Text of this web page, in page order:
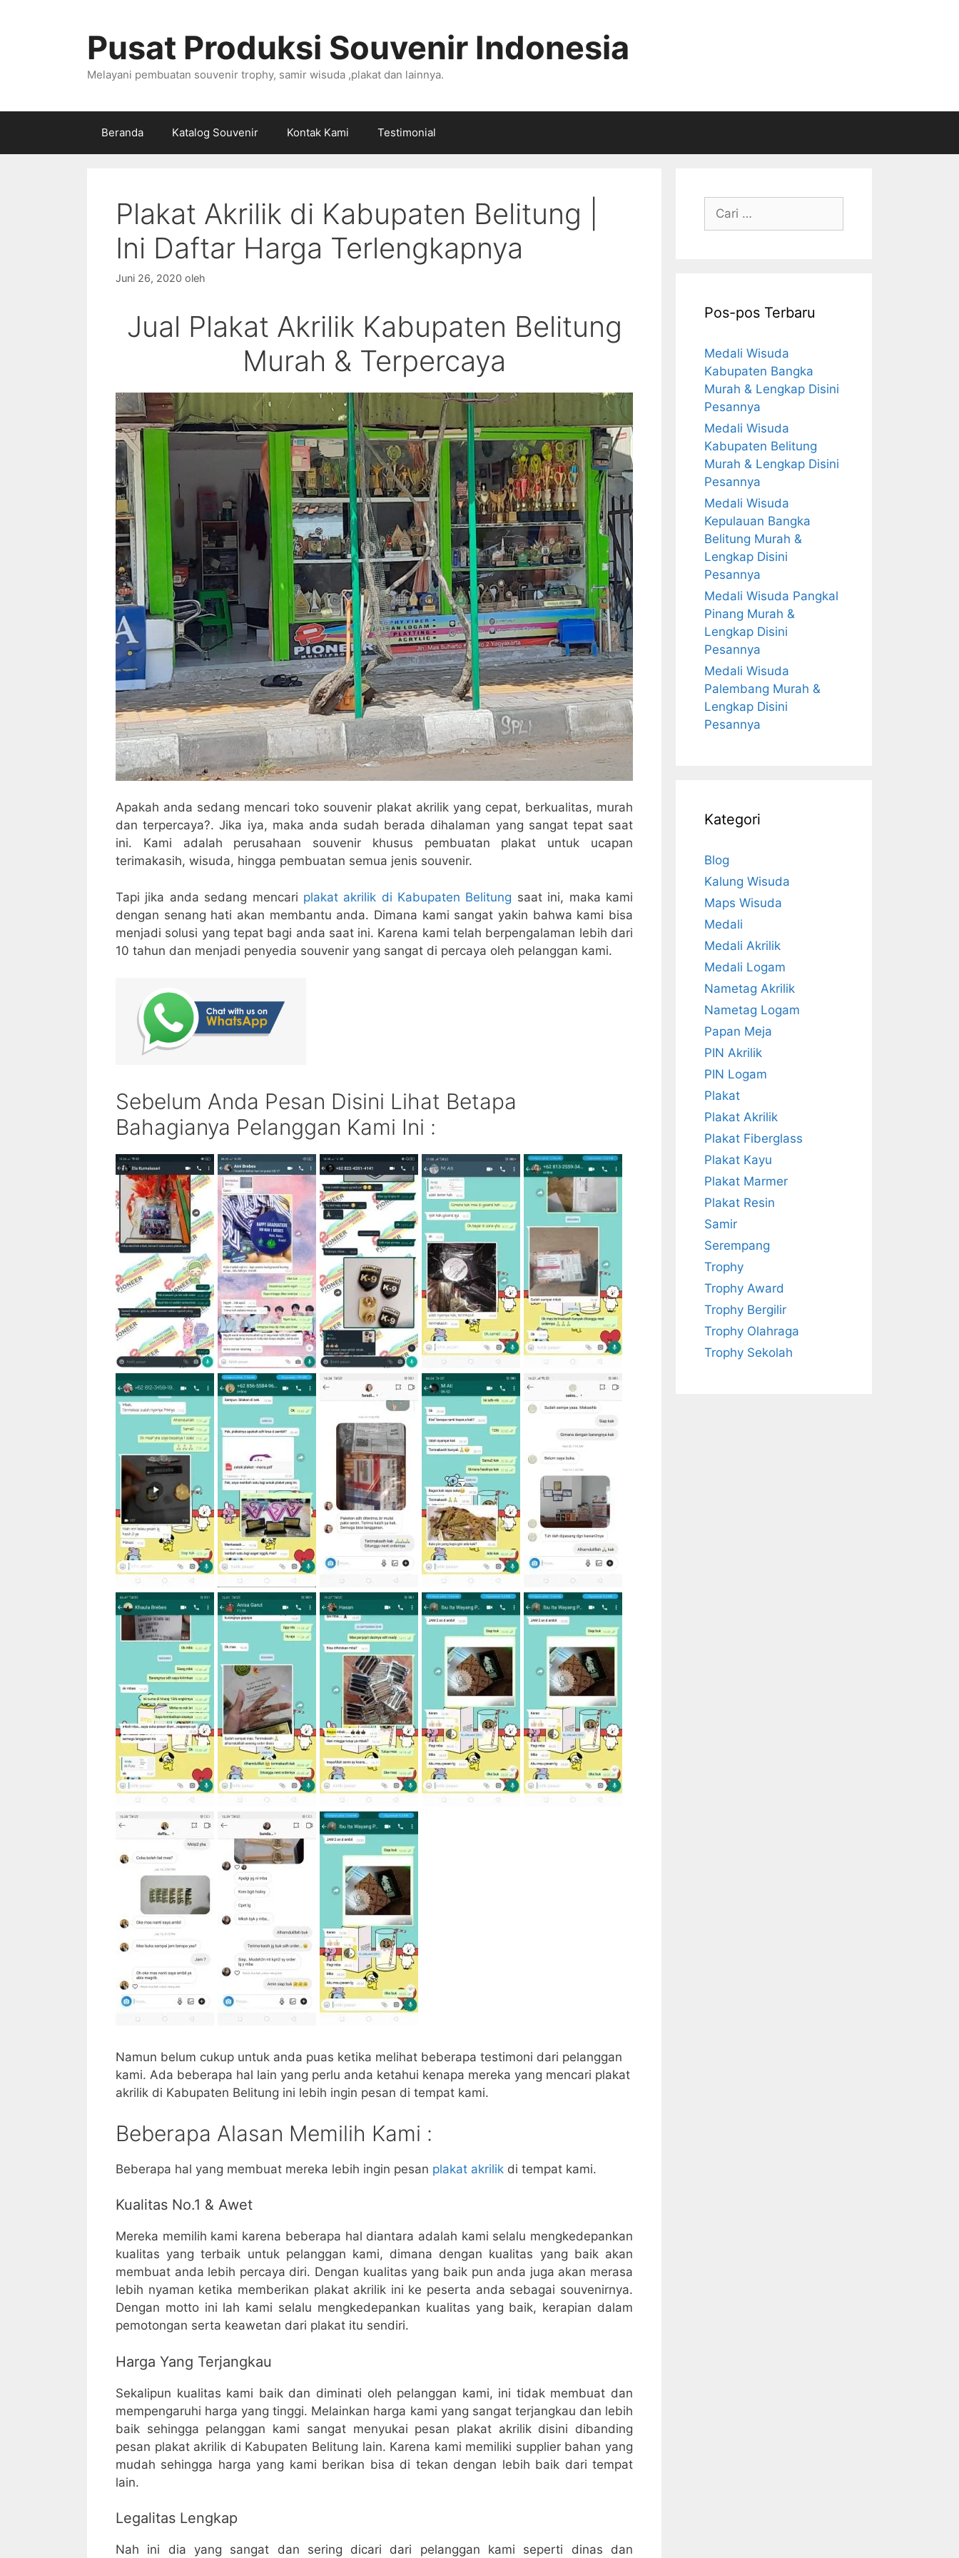
Pusat Produksi Souvenir Indonesia
Melayani pembuatan souvenir trophy, samir wisuda ,plakat dan lainnya.
Beranda Katalog Souvenir Kontak Kami Testimonial
Plakat Akrilik di Kabupaten Belitung |
Ini Daftar Harga Terlengkapnya
Juni 26, 2020 oleh
Jual Plakat Akrilik Kabupaten Belitung
Murah & Terpercaya
Apakah anda sedang mencari toko souvenir plakat akrilik yang cepat, berkualitas, murah
dan terpercaya?. Jika iya, maka anda sudah berada dihalaman yang sangat tepat saat
ini. Kami adalah perusahaan souvenir khusus pembuatan plakat untuk ucapan
terimakasih, wisuda, hingga pembuatan semua jenis souvenir.
Tapi jika anda sedang mencari plakat akrilik di Kabupaten Belitung saat ini, maka kami
dengan senang hati akan membantu anda. Dimana kami sangat yakin bahwa kami bisa
menjadi solusi yang tepat bagi anda saat ini. Karena kami telah berpengalaman lebih dari
10 tahun dan menjadi penyedia souvenir yang sangat di percaya oleh pelanggan kami.
Sebelum Anda Pesan Disini Lihat Betapa
Bahagianya Pelanggan Kami Ini :
Namun belum cukup untuk anda puas ketika melihat beberapa testimoni dari pelanggan
kami. Ada beberapa hal lain yang perlu anda ketahui kenapa mereka yang mencari plakat
akrilik di Kabupaten Belitung ini lebih ingin pesan di tempat kami.
Beberapa Alasan Memilih Kami :
Beberapa hal yang membuat mereka lebih ingin pesan plakat akrilik di tempat kami.
Kualitas No.1 & Awet
Mereka memilih kami karena beberapa hal diantara adalah kami selalu mengkedepankan
kualitas yang terbaik untuk pelanggan kami, dimana dengan kualitas yang baik akan
membuat anda lebih percaya diri. Dengan kualitas yang baik pun anda juga akan merasa
lebih nyaman ketika memberikan plakat akrilik ini ke peserta anda sebagai souvenirnya.
Dengan motto ini lah kami selalu mengkedepankan kualitas yang baik, kerapian dalam
pemotongan serta keawetan dari plakat itu sendiri.
Harga Yang Terjangkau
Sekalipun kualitas kami baik dan diminati oleh pelanggan kami, ini tidak membuat dan
mempengaruhi harga yang tinggi. Melainkan harga kami yang sangat terjangkau dan lebih
baik sehingga pelanggan kami sangat menyukai pesan plakat akrilik disini dibanding
pesan plakat akrilik di Kabupaten Belitung lain. Karena kami memiliki supplier bahan yang
mudah sehingga harga yang kami berikan bisa di tekan dengan lebih baik dari tempat
lain.
Legalitas Lengkap
Nah ini dia yang sangat dan sering dicari dari pelanggan kami seperti dinas dan
Cari
Pos-pos Terbaru
Medali Wisuda
Kabupaten Bangka
Murah & Lengkap Disini
Pesannya
Medali Wisuda
Kabupaten Belitung
Murah & Lengkap Disini
Pesannya
Medali Wisuda
Kepulauan Bangka
Belitung Murah &
Lengkap Disini
Pesannya
Medali Wisuda Pangkal
Pinang Murah &
Lengkap Disini
Pesannya
Medali Wisuda
Palembang Murah &
Lengkap Disini
Pesannya
Kategori
Blog
Kalung Wisuda
Maps Wisuda
Medali
Medali Akrilik
Medali Logam
Nametag Akrilik
Nametag Logam
Papan Meja
PIN Akrilik
PIN Logam
Plakat
Plakat Akrilik
Plakat Fiberglass
Plakat Kayu
Plakat Marmer
Plakat Resin
Samir
Serempang
Trophy
Trophy Award
Trophy Bergilir
Trophy Olahraga
Trophy Sekolah